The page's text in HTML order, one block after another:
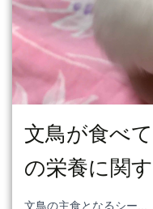
文鳥が食べ
の栄養に関
文鳥の主食となるシー...